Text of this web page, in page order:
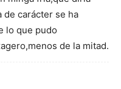
de carácter se ha
lo que pudo
de la mitad.